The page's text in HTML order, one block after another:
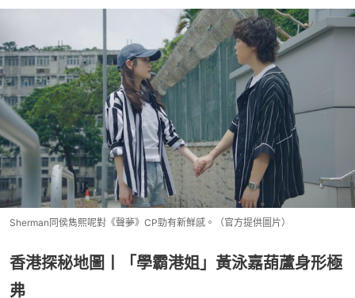
Sherman同侯雋熙呢對《聲夢》CP勁有新鮮感。（官方提供圖片）
香港探秘地圖丨「學霸港姐」黃泳嘉葫蘆身形極
弗